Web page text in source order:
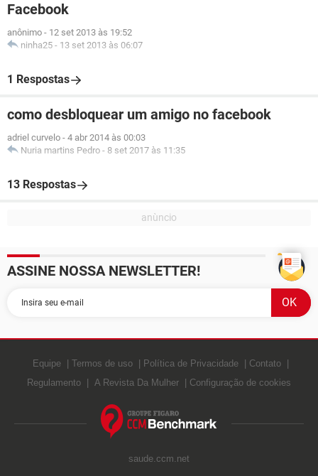
Facebook
anônimo - 12 set 2013 às 19:52
ninha25 - 13 set 2013 às 06:07
1 Respostas
como desbloquear um amigo no facebook
adriel curvelo - 4 abr 2014 às 00:03
Nuria martins Pedro - 8 set 2017 às 11:35
13 Respostas
ASSINE NOSSA NEWSLETTER!
Equipe Termos de uso Política de Privacidade
Contato
Regulamento
A Revista Da Mulher Configuração de cookies
saude.ccm.net